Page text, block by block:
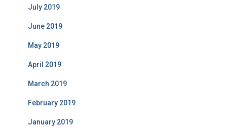
July 2019
June 2019
May 2019
April 2019
March 2019
February 2019
January 2019